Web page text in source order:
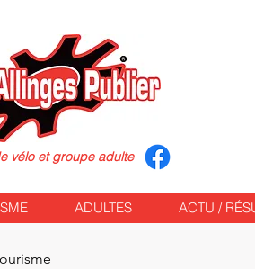
vélo et groupe adulte
ADULTES ACTU /